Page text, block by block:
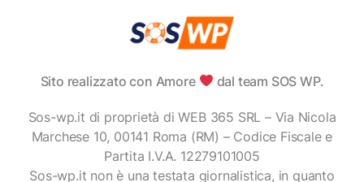
Sito realizzato con Amore dal team SOS WP.
Sos-wp.it di proprietà di WEB 365 SRL – Via Nicola
Marchese 10, 00141 Roma (RM) – Codice Fiscale e
Partita I.V.A. 12279101005
Sos-wp.it non è una testata giornalistica, in quanto